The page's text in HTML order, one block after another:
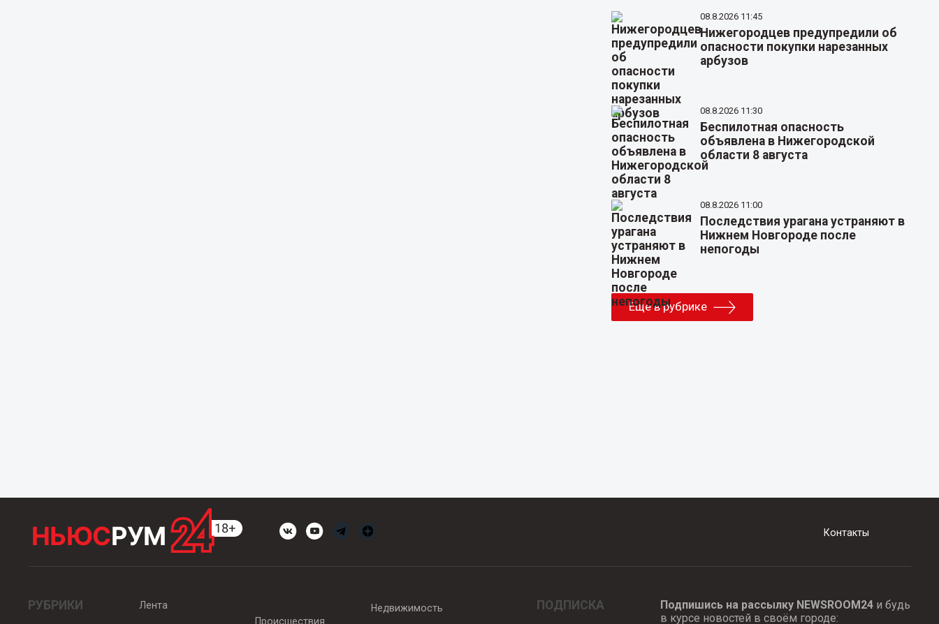
08.8.2026 11:45
Нижегородцев предупредили об
опасности покупки нарезанных
арбузов
08.8.2026 11:30
Беспилотная опасность
объявлена в Нижегородской
области 8 августа
08.8.2026 11:00
Последствия урагана устраняют в
Нижнем Новгороде после
непогоды
Еще в рубрике
Контакты
РУБРИКИ
Лента
Происшествия
Недвижимость ПОДПИСКА Подпишись на рассылку NEWSROOM24и будь
в курсе новостей в своём городе: